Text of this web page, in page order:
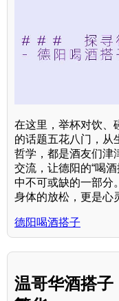
在这里，举杯对饮、
的话题五花八门，从
哲学，都是酒友们津
交流，让德阳的“喝
中不可或缺的一部分
身体的放松，更是心
德阳喝酒搭子
温哥华酒搭子